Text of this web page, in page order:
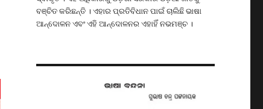
ବଞ୍ଚିତ କରିଛନ୍ତି । ଏହାର ପ୍ରତିବିଧାନ ପାଇଁ ଚାଲିଛି ଭାଷା
ଆନ୍ଦୋଳନ ଏବଂ ଏହି ଆନ୍ଦୋଳନର ଏହାହିଁ ନଭମଞ୍ଚ ।